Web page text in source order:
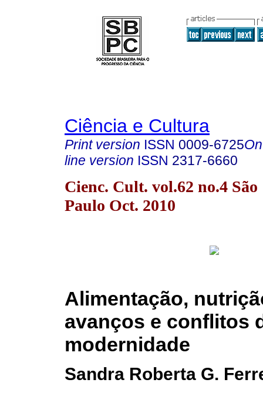
Ciência e Cultura
Print version ISSN 0009-6725
line version ISSN 2317-6660
Cienc. Cult. vol.62 no.4 São
Paulo Oct. 2010
Alimentação,
avanços e conflitos
modernidade
Sandra Roberta G.